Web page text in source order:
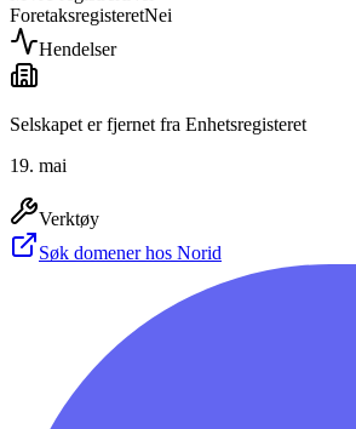
ForetaksregisteretNei
Hendelser
Selskapet er fjernet fra Enhetsregisteret
19. mai
Verktøy
Søk domener hos Norid